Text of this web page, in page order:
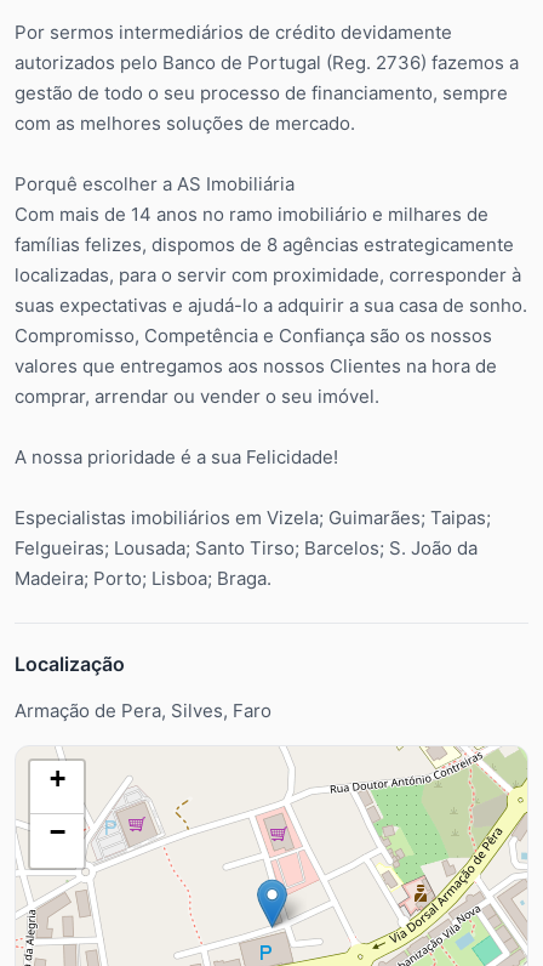
Por sermos intermediários de crédito devidamente
autorizados pelo Banco de Portugal (Reg. 2736) fazemos a
gestão de todo o seu processo de financiamento, sempre
com as melhores soluções de mercado.
Porquê escolher a AS Imobiliária
Com mais de 14 anos no ramo imobiliário e milhares de
famílias felizes, dispomos de 8 agências estrategicamente
localizadas, para o servir com proximidade, corresponder à
suas expectativas e ajudá-lo a adquirir a sua casa de sonho.
Compromisso, Competência e Confiança são os nossos
valores que entregamos aos nossos Clientes na hora de
comprar, arrendar ou vender o seu imóvel.
A nossa prioridade é a sua Felicidade!
Especialistas imobiliários em Vizela; Guimarães; Taipas;
Felgueiras; Lousada; Santo Tirso; Barcelos; S. João da
Madeira; Porto; Lisboa; Braga.
Localização
Armação de Pera, Silves, Faro
+
−